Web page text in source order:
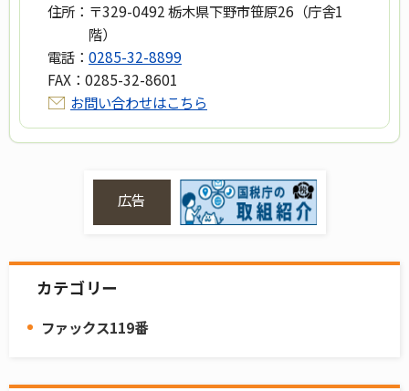
住所： 〒329-0492 栃木県下野市笹原26（庁舎1
階）
電話： 0285-32-8899
FAX： 0285-32-8601
お問い合わせはこちら
広告
カテゴリー
ファックス119番